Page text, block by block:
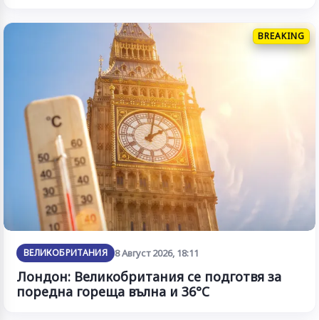
BREAKING
ВЕЛИКОБРИТАНИЯ 8 Август 2026, 18:11
Лондон: Великобритания се подготвя за
поредна гореща вълна и 36°C